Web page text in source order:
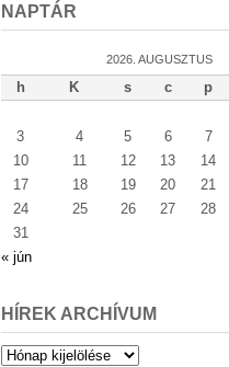
NAPTÁR
2026. AUGUSZTUS
h K s c p
3
4 5 6 7
10
11 12 13 14
17
18 19 20 21
24
25 26 27 28
31
« jún
HÍREK ARCHÍVUM
Hírek